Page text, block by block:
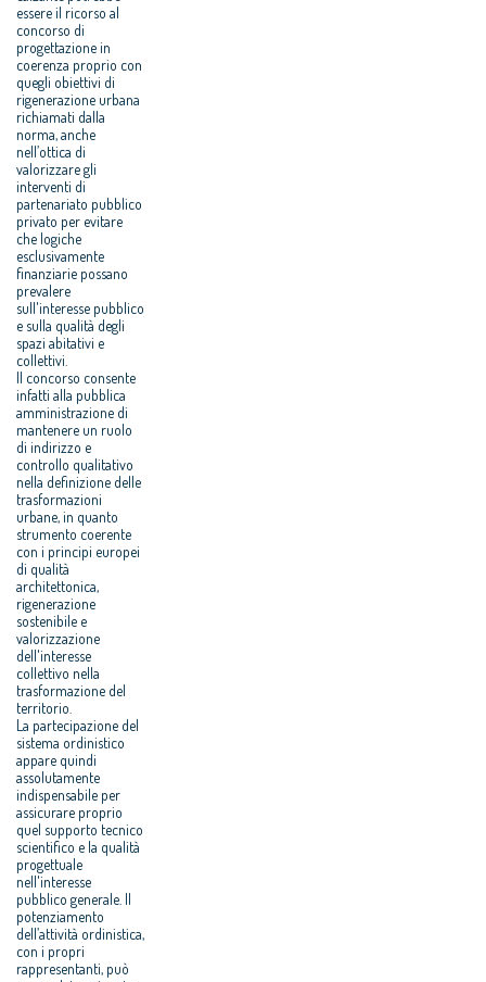
essere il ricorso al
concorso di
progettazione in
coerenza proprio con
quegli obiettivi di
rigenerazione urbana
richiamati dalla
norma, anche
nell’ottica di
valorizzare gli
interventi di
partenariato pubblico
privato per evitare
che logiche
esclusivamente
finanziarie possano
prevalere
sull'interesse pubblico
e sulla qualità degli
spazi abitativi e
collettivi.
Il concorso consente
infatti alla pubblica
amministrazione di
mantenere un ruolo
di indirizzo e
controllo qualitativo
nella definizione delle
trasformazioni
urbane, in quanto
strumento coerente
con i principi europei
di qualità
architettonica,
rigenerazione
sostenibile e
valorizzazione
dell'interesse
collettivo nella
trasformazione del
territorio.
La partecipazione del
sistema ordinistico
appare quindi
assolutamente
indispensabile per
assicurare proprio
quel supporto tecnico
scientifico e la qualità
progettuale
nell'interesse
pubblico generale. Il
potenziamento
dell’attività ordinistica,
con i propri
rappresentanti, può